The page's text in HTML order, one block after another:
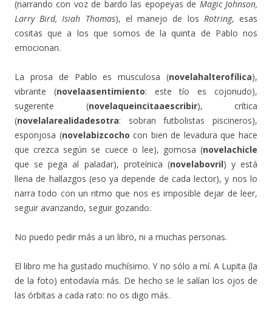
(narrando con voz de bardo las epopeyas de Magic Johnson,
Larry Bird, Isiah Thomas), el manejo de los Rotring, esas
cositas que a los que somos de la quinta de Pablo nos
emocionan.
La prosa de Pablo es musculosa (novelahalterofílica),
vibrante (novelaasentimiento: este tío es cojonudo),
sugerente (novelaqueincitaaescribir), crítica
(novelalarealidadesotra: sobran futbolistas piscineros),
esponjosa (novelabizcocho con bien de levadura que hace
que crezca según se cuece o lee), gomosa (novelachicle
que se pega al paladar), proteínica (novelabovril) y está
llena de hallazgos (eso ya depende de cada lector), y nos lo
narra todo con un ritmo que nos es imposible dejar de leer,
seguir avanzando, seguir gozando.
No puedo pedir más a un libro, ni a muchas personas.
El libro me ha gustado muchísimo. Y no sólo a mí. A Lupita (la
de la foto) entodavía más. De hecho se le salían los ojos de
las órbitas a cada rato: no os digo más.